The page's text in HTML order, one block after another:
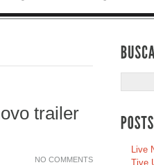
trailer
NO COMMENTS
Live
Tive